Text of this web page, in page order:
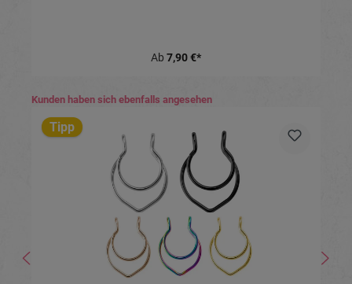
Ab 7,90 €*
Produktgalerie überspringen
Kunden haben sich ebenfalls angesehen
Tipp